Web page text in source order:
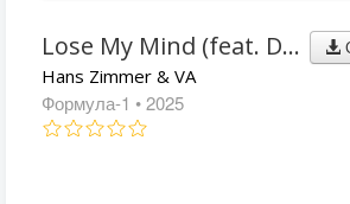
Lose My Mind (feat. Doja Cat)
Hans Zimmer & VA
Формула-1 • 2025